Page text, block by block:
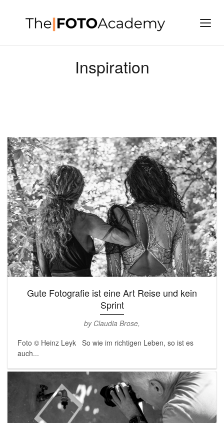
Inspiration
Gute Fotografie ist eine Art Reise und kein
Sprint
by Claudia Brose,
Foto © Heinz Leyk So wie im richtigen Leben, so ist es
auch...